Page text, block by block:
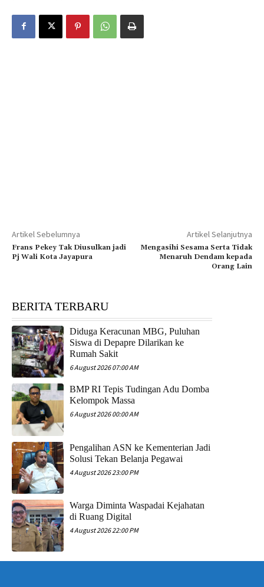
Artikel Sebelumnya
Frans Pekey Tak Diusulkan jadi
Pj Wali Kota Jayapura
Artikel Selanjutnya
Mengasihi Sesama Serta Tidak
Menaruh Dendam kepada
Orang Lain
BERITA TERBARU
Diduga Keracunan MBG, Puluhan
Siswa di Depapre Dilarikan ke
Rumah Sakit
6 August 2026 07:00 AM
​BMP RI Tepis Tudingan Adu Domba
Kelompok Massa
6 August 2026 00:00 AM
Pengalihan ASN ke Kementerian Jadi
Solusi Tekan Belanja Pegawai
4 August 2026 23:00 PM
Warga Diminta Waspadai Kejahatan
di Ruang Digital
4 August 2026 22:00 PM